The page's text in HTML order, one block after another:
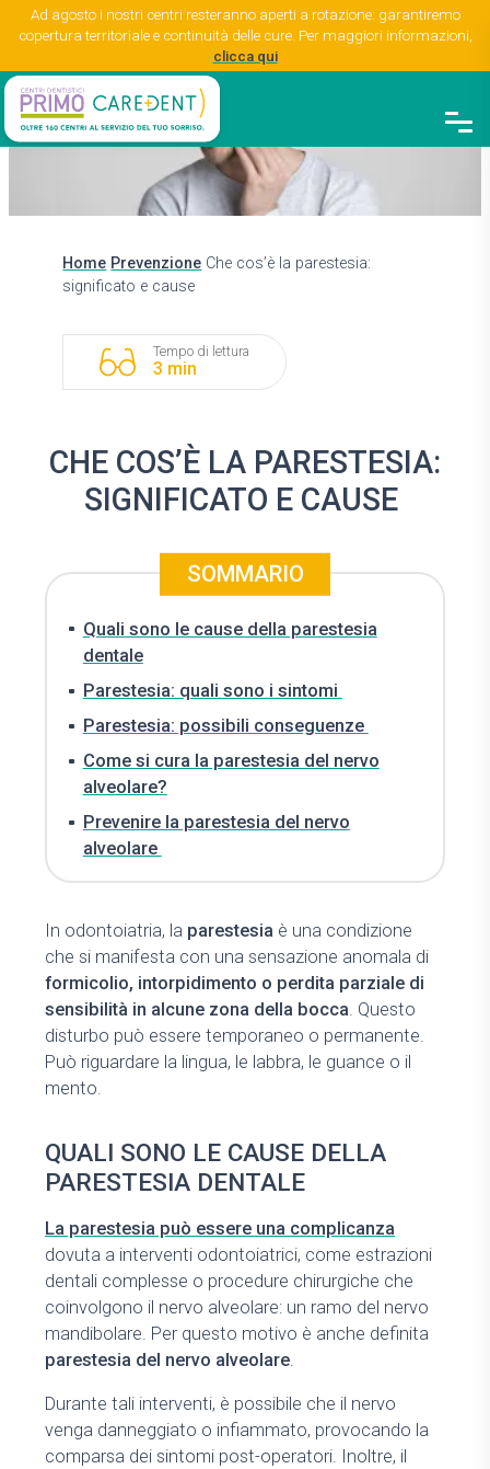
Ad agosto i nostri centri resteranno aperti a rotazione: garantiremo
copertura territoriale e continuità delle cure. Per maggiori informazioni,
clicca qui
Home Prevenzione Che cos’è la parestesia:
significato e cause
Tempo di lettura
3 min
CHE COS’È LA PARESTESIA:
SIGNIFICATO E CAUSE
SOMMARIO
Quali sono le cause della parestesia
dentale
Parestesia: quali sono i sintomi
Parestesia: possibili conseguenze
Come si cura la parestesia del nervo
alveolare?
Prevenire la parestesia del nervo
alveolare
In odontoiatria, la parestesia è una condizione
che si manifesta con una sensazione anomala di
formicolio, intorpidimento o perdita parziale di
sensibilità in alcune zona della bocca. Questo
disturbo può essere temporaneo o permanente.
Può riguardare la lingua, le labbra, le guance o il
mento.
QUALI SONO LE CAUSE DELLA
PARESTESIA DENTALE
La parestesia può essere una complicanza
dovuta a interventi odontoiatrici, come estrazioni
dentali complesse o procedure chirurgiche che
coinvolgono il nervo alveolare: un ramo del nervo
mandibolare. Per questo motivo è anche definita
parestesia del nervo alveolare.
Durante tali interventi, è possibile che il nervo
venga danneggiato o infiammato, provocando la
comparsa dei sintomi post-operatori. Inoltre, il